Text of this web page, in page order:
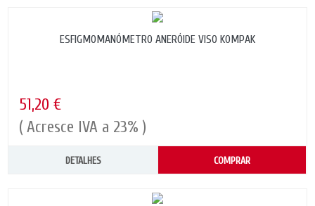
ESFIGMOMANÓMETRO ANERÓIDE VISO KOMPAK
51,20 €
( Acresce IVA a 23% )
DETALHES COMPRAR